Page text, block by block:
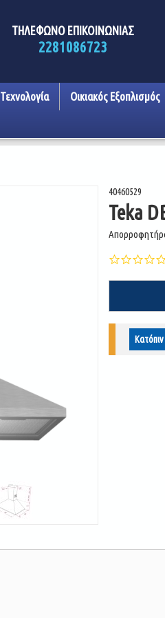
ΤΗΛΕΦΩΝΟ ΕΠΙΚΟΙΝΩΝΙΑΣ
2281086723
Τεχνολογία Οικιακός Εξοπλισμός
40460529
Teka